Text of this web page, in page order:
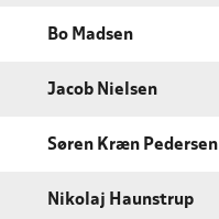
Bo Madsen
Jacob Nielsen
Søren Kræn Pedersen
Nikolaj Haunstrup